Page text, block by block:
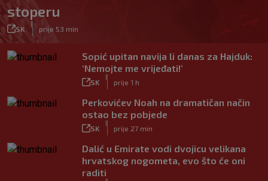
stoperu
SK prije 53 min
Sopić upitan navija li danas za Hajduk:
‘Nemojte me vrijeđati!’
SK prije 1 h
Perkovićev Noah na dramatičan način
ostao bez pobjede
SK prije 27 min
Dalić u Emirate vodi dvojicu velikana
hrvatskog nogometa, evo što će oni
raditi